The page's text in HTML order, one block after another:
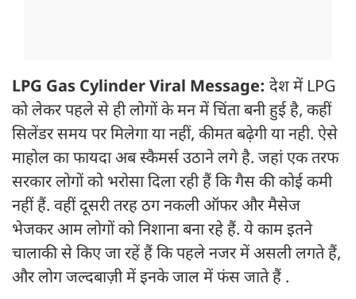
LPG Gas Cylinder Viral Message: देश में LPG
को लेकर पहले से ही लोगों के मन में चिंता बनी हुई है, कहीं
सिलेंडर समय पर मिलेगा या नहीं, कीमत बढ़ेगी या नही. ऐसे
माहोल का फायदा अब स्कैमर्स उठाने लगे है. जहां एक तरफ
सरकार लोगों को भरोसा दिला रही हैं कि गैस की कोई कमी
नहीं हैं. वहीं दूसरी तरह ठग नकली ऑफर और मैसेज
भेजकर आम लोगों को निशाना बना रहे हैं. ये काम इतने
चालाकी से किए जा रहें हैं कि पहले नजर में असली लगते हैं,
और लोग जल्दबाज़ी में इनके जाल में फंस जाते हैं .